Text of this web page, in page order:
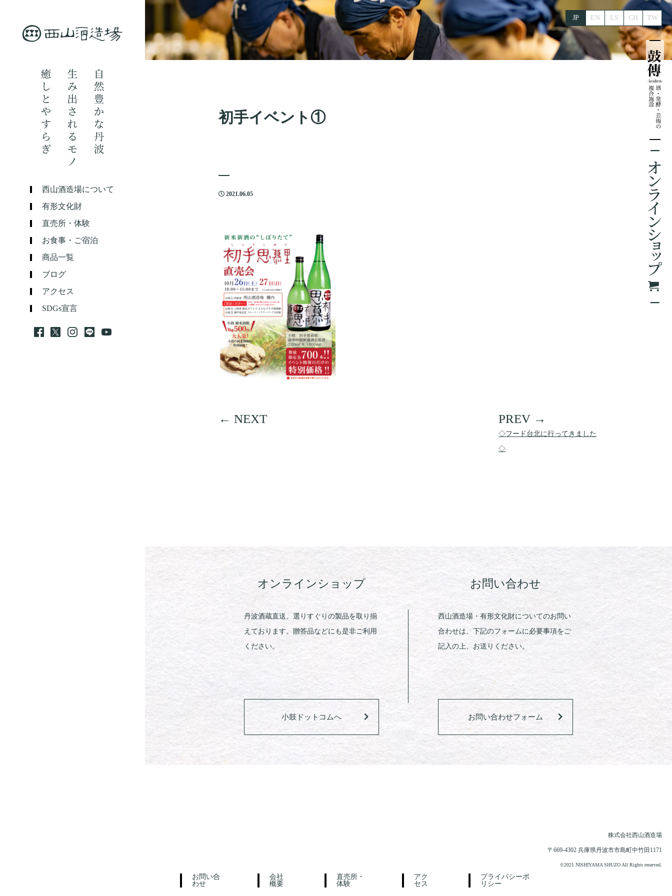
西山酒造場について
有形文化財
直売所・体験
お食事・ご宿泊
商品一覧
ブログ
アクセス
SDGs宣言
EN ES
JP CH TW
初手イベント①
2021.06.05
◇フード台北に行ってきました
◇
オンラインショップ
丹波酒蔵直送、選りすぐりの製品を取り揃
えております。贈答品などにも是非ご利用
ください。
小鼓ドットコムへ
お問い合わせ
西山酒造場・有形文化財についてのお問い
合わせは、下記のフォームに必要事項をご
記入の上、お送りください。
お問い合わせフォーム
株式会社西山酒造場
〒669-4302 兵庫県丹波市市島町中竹田1171
お問い合
わせ
会社
概要
直売所・
体験
アク
セス
プライバシーポ
リシー
©2021 NISHIYAMA SHUZO All Rights reserved.